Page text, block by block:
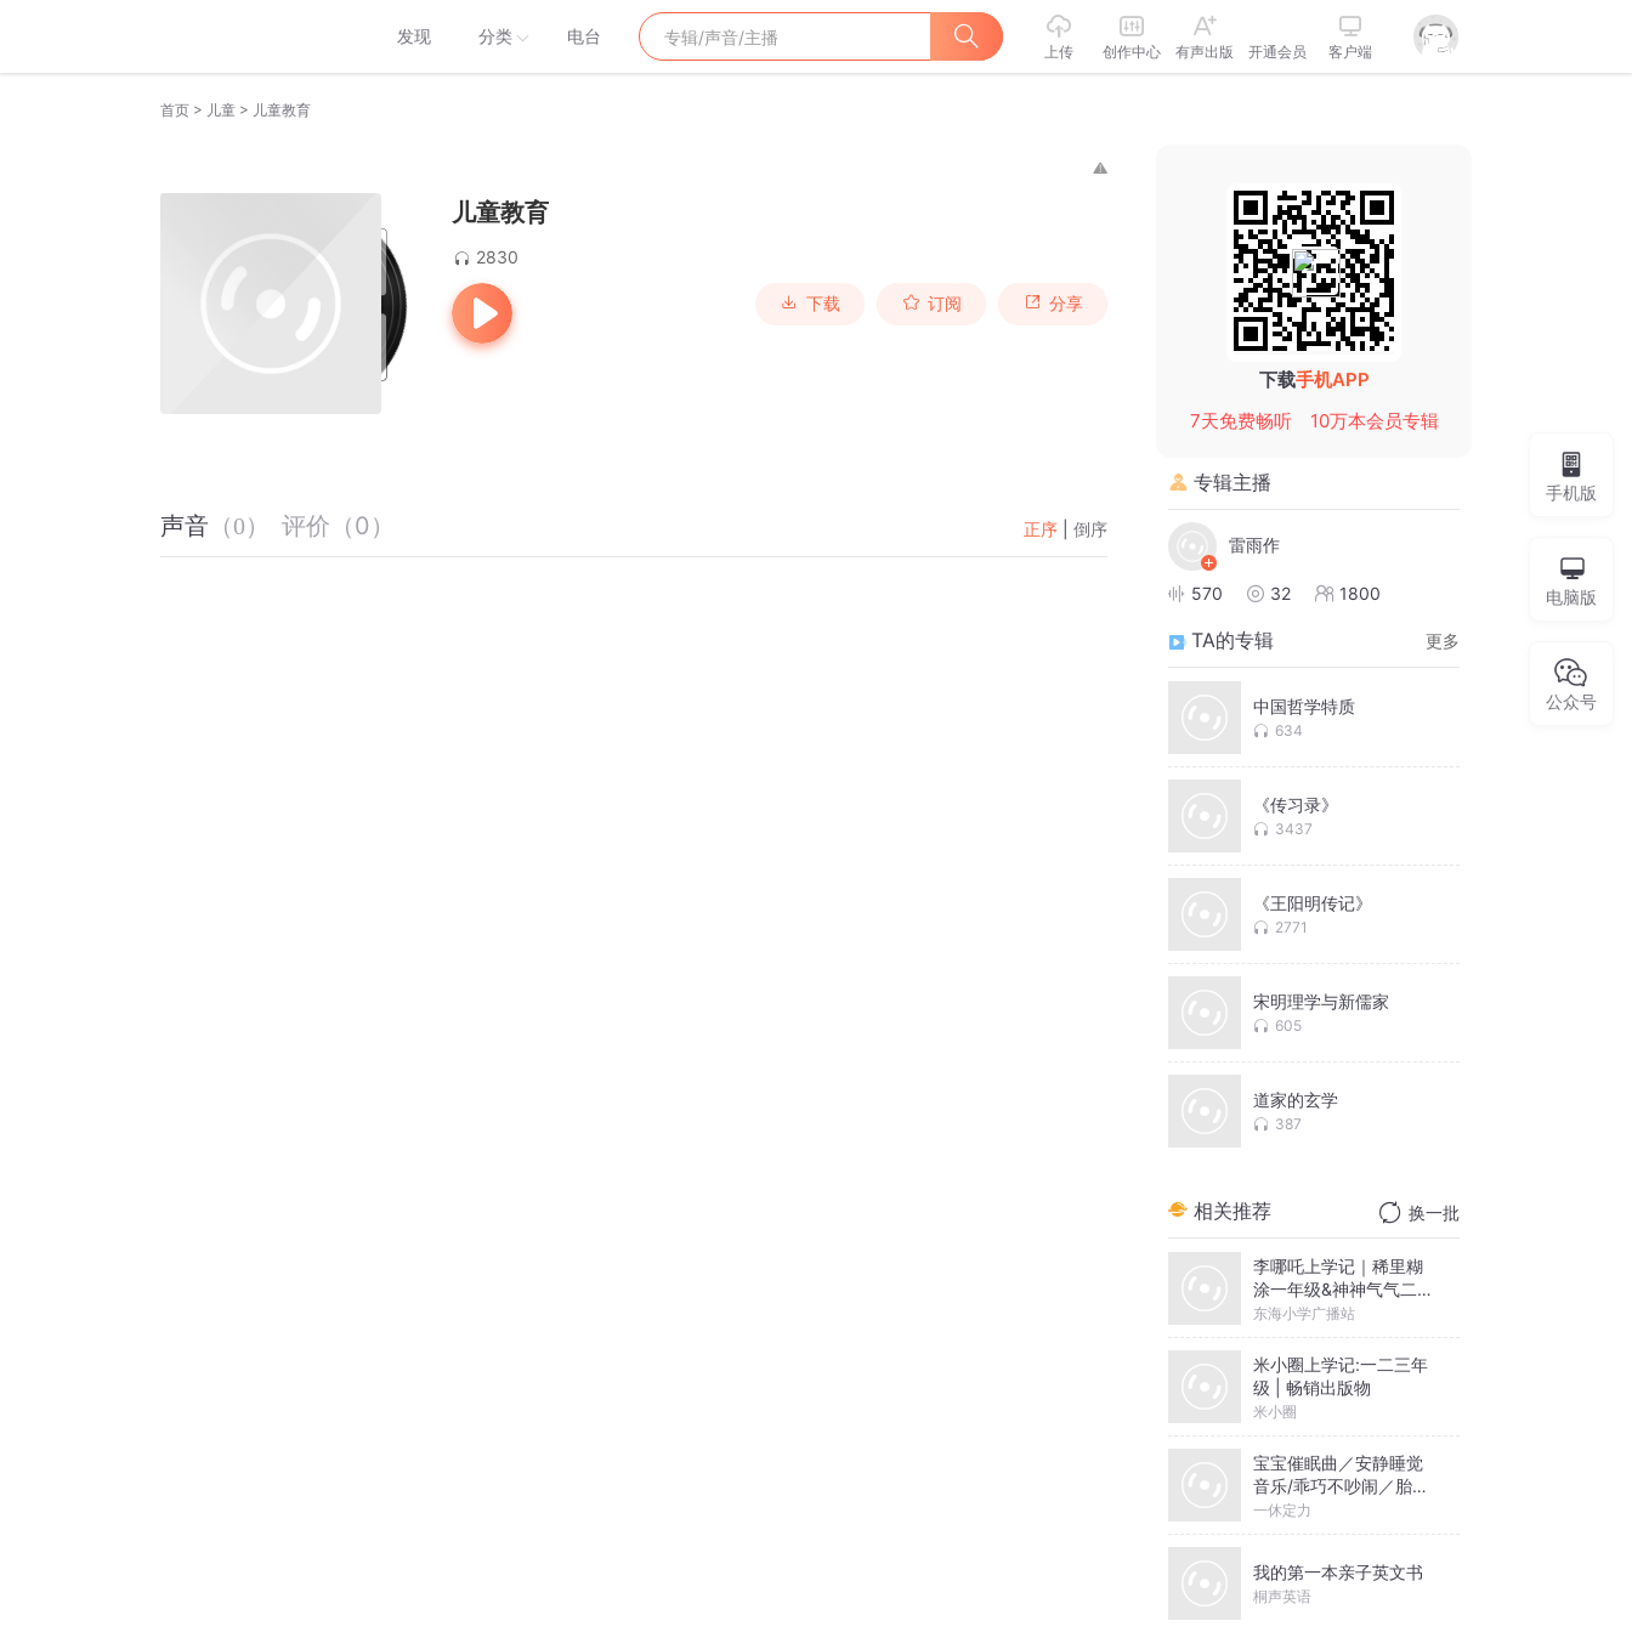
发现 分类 电台
上传 创作中心 有声出版 开通会员 客户端
首页 > 儿童 > 儿童教育
儿童教育
2830
下载 订阅 分享
声音 （0） 评价 （0 ） 正序 倒序
下载手机APP
7天免费畅听
10万本会员专辑
专辑主播
雷雨作
570 32 1800
TA的专辑 更多
中国哲学特质
634
《传习录》
3437
《王阳明传记》
2771
宋明理学与新儒家
605
道家的玄学
387
相关推荐 换一批
李哪吒上学记｜稀里糊
涂一年级&神神气气二年
级
东海小学广播站
米小圈上学记:一二三年
级 | 畅销出版物
米小圈
宝宝催眠曲／安静睡觉
音乐/乖巧不吵闹／胎教
音乐
一休定力
我的第一本亲子英文书
桐声英语
手机版
电脑版
公众号